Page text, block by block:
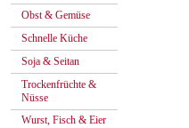
Obst & Gemüse
Schnelle Küche
Soja & Seitan
Trockenfrüchte &
Nüsse
Wurst, Fisch & Eier